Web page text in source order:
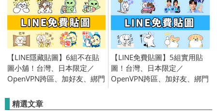
【LINE隱藏貼圖】6組不在貼
圖小舖！台灣、日本限定／
OpenVPN跨區、加好友、綁門
【LINE免費貼圖】5組實用貼
圖！台灣、日本限定／
OpenVPN跨區、加好友、綁門
精選文章